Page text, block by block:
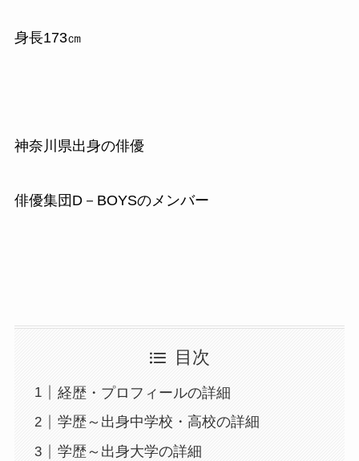
身長173㎝
神奈川県出身の俳優
俳優集団 D－ BOYSのメンバー
目次
経歴・プロフィールの詳細
学歴～出身中学校・高校の詳細
学歴～出身大学の詳細